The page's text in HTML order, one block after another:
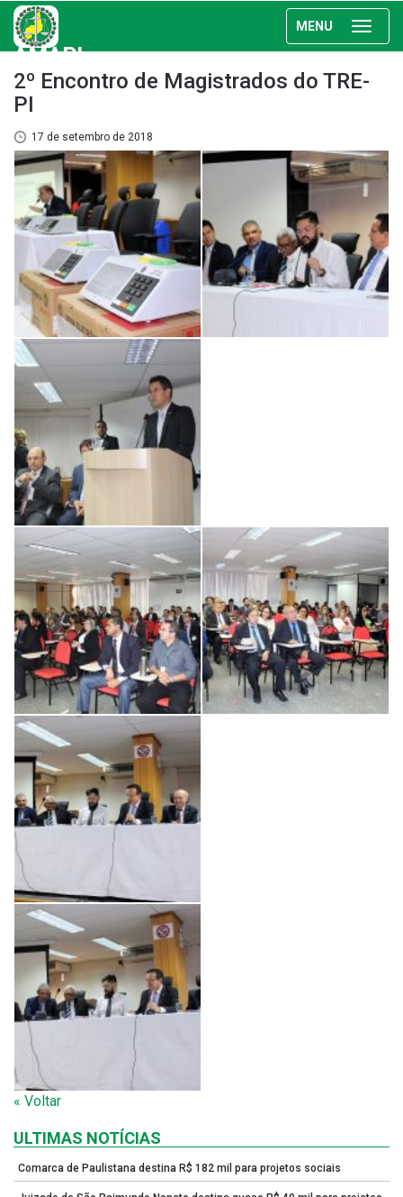
MENU
AMAPI
2º Encontro de Magistrados do TRE-
PI
17 de setembro de 2018
« Voltar
ULTIMAS NOTÍCIAS
Comarca de Paulistana destina R$ 182 mil para projetos sociais